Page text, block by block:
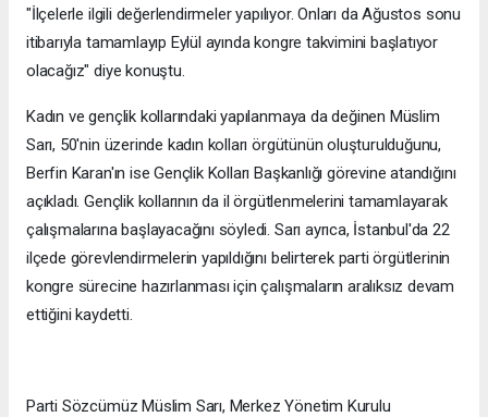
"İlçelerle ilgili değerlendirmeler yapılıyor. Onları da Ağustos sonu
itibarıyla tamamlayıp Eylül ayında kongre takvimini başlatıyor
olacağız" diye konuştu.
Kadın ve gençlik kollarındaki yapılanmaya da değinen Müslim
Sarı, 50'nin üzerinde kadın kolları örgütünün oluşturulduğunu,
Berfin Karan'ın ise Gençlik Kolları Başkanlığı görevine atandığını
açıkladı. Gençlik kollarının da il örgütlenmelerini tamamlayarak
çalışmalarına başlayacağını söyledi. Sarı ayrıca, İstanbul'da 22
ilçede görevlendirmelerin yapıldığını belirterek parti örgütlerinin
kongre sürecine hazırlanması için çalışmaların aralıksız devam
ettiğini kaydetti.
Parti Sözcümüz Müslim Sarı, Merkez Yönetim Kurulu